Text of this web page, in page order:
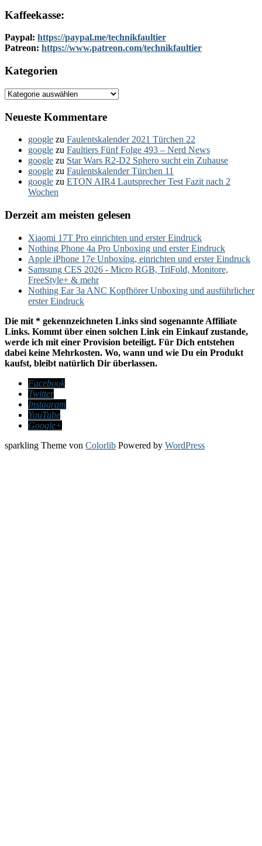
Kaffeekasse:
Paypal: https://paypal.me/technikfaultier
Patreon: https://www.patreon.com/technikfaultier
Kategorien
Kategorien
Neueste Kommentare
google zu Faulentskalender 2021 Türchen 22
google zu Faultiers Fünf Folge 493 – Nerd News
google zu Star Wars R2-D2 Sphero sucht ein Zuhause
google zu Faulentskalender Türchen 11
google zu ETON AIR4 Lautsprecher Test Fazit nach 2
Wochen
Derzeit am meisten gelesen
Xiaomi 17T Pro einrichten und erster Eindruck
Nothing Phone 4a Pro Unboxing und erster Eindruck
Apple iPhone 17e Unboxing, einrichten und erster Eindruck
Samsung CES 2026 - Micro RGB, TriFold, Monitore,
FreeStyle+ & mehr
Nothing Ear 3a ANC Kopfhörer Unboxing und ausführlicher
erster Eindruck
Die mit * gekennzeichneten Links sind sogenannte Affiliate
Links. Kommt über einen solchen Link ein Einkauf zustande,
werde ich mit einer Provision beteiligt. Für Dich entstehen
dabei keine Mehrkosten. Wo, wann und wie Du ein Produkt
kaufst, bleibt natürlich Dir überlassen.
Facebook
Twitter
Instagram
YouTube
Google+
sparkling Theme von Colorlib Powered by WordPress